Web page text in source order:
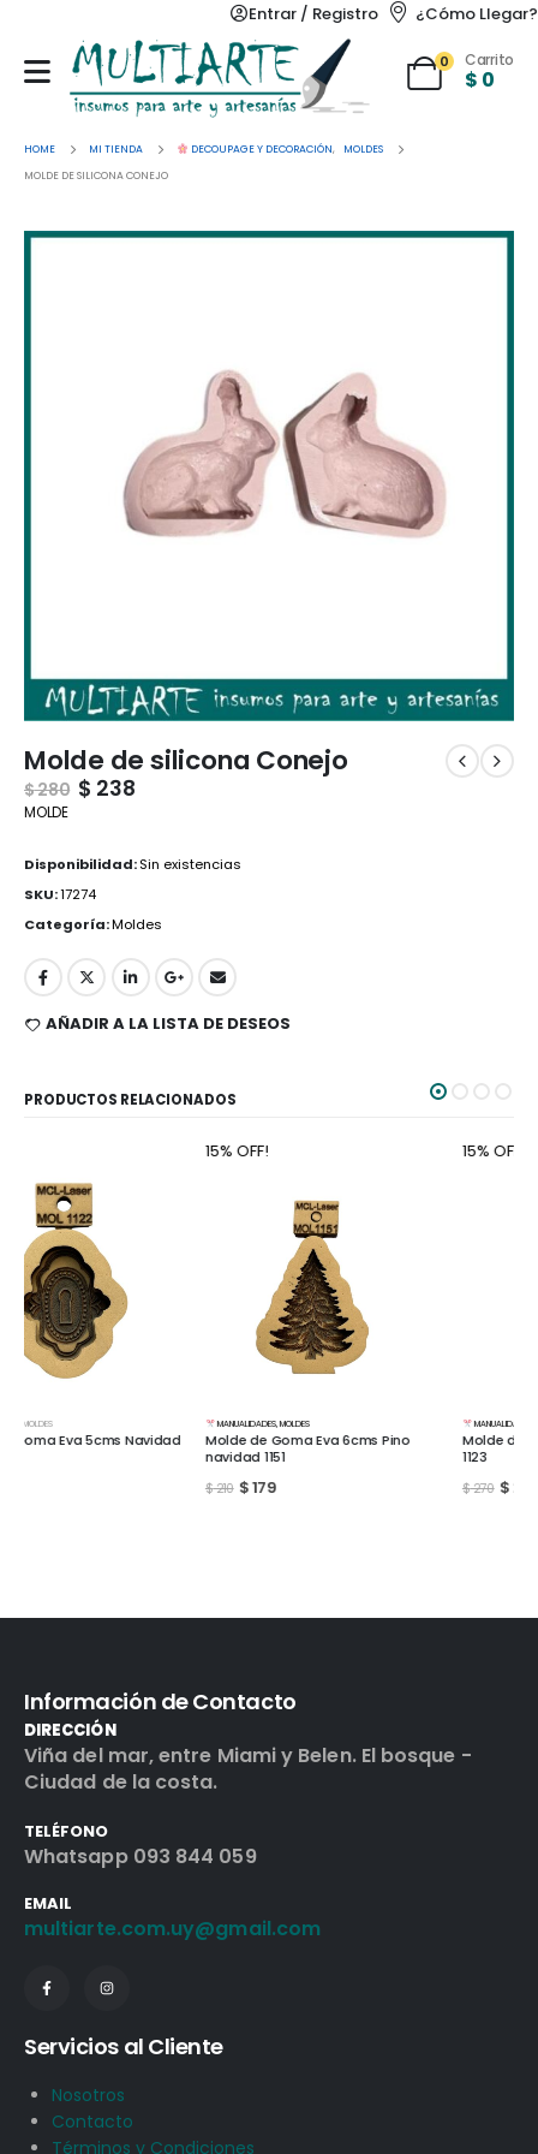
Entrar / Registro ¿Cómo Llegar?
0 Carrito
$ 0
HOME MI TIENDA DECOUPAGE Y DECORACIÓN,
MOLDES
MOLDE DE SILICONA CONEJO
Molde de silicona Conejo
$280 $ 238
MOLDE
Disponibilidad:Sin existencias
SKU:17274
Categoría:Moldes
AÑADIR A LA LISTA DE DESEOS
PRODUCTOS RELACIONADOS
MANUALIDADES
Molde de Goma Eva 6cms Pino
MANUALIDADES
Molde de Goma Eva 7cms Llave
1123
Información de Contacto
DIRECCIÓN
Viña del mar, entre Miami y Belen. El bosque -
Ciudad de la costa.
TELÉFONO
Whatsapp 093 844 059
EMAIL
multiarte.com.uy@gmail.com
Servicios al Cliente
Nosotros
Contacto
Términos y Condiciones